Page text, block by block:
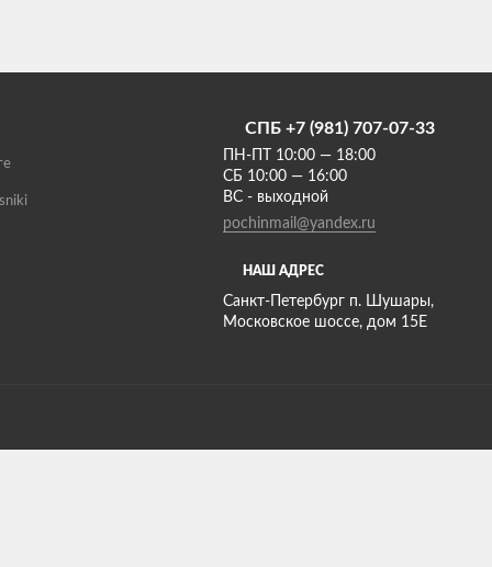
НАШ АДРЕС
Санкт-Петербург п. Шушары,
Московское шоссе, дом 15Е
СПБ +7 (981) 707-07-33
ПН-ПТ 10:00 — 18:00
СБ 10:00 — 16:00
ВС - выходной
pochinmail@yandex.ru